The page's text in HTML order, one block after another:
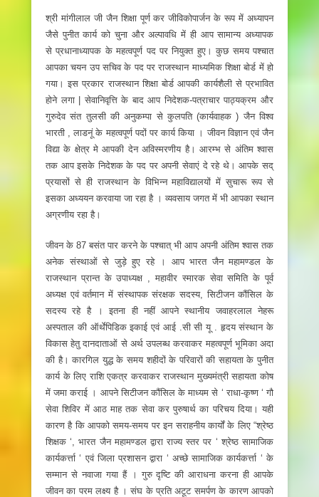
श्री मांगीलाल जी जैन शिक्षा पूर्ण कर जीविकोपार्जन के रूप में अध्यापन
जैसे पुनीत कार्य को चुना और अल्पावधि में ही आप सामान्य अध्यापक
से प्रधानाध्यापक के महत्वपूर्ण पद पर नियुक्त हुए। कुछ समय पश्चात
आपका चयन उप सचिव के पद पर राजस्थान माध्यमिक शिक्षा बोर्ड में हो
गया। इस प्रकार राजस्थान शिक्षा बोर्ड आपकी कार्यशैली से प्रभावित
होने लगा | सेवानिवृत्ति के बाद आप निदेशक-पत्राचार पाठ्यक्रम और
गुरुदेव संत तुलसी की अनुकम्पा से कुलपति (कार्यवाहक ) जैन विश्व
भारती , लाडनूं के महत्वपूर्ण पदों पर कार्य किया । जीवन विज्ञान एवं जैन
विद्या के क्षेत्र मे आपकी देन अविस्मरणीय है। आरम्भ से अंतिम श्वास
तक आप इसके निदेशक के पद पर अपनी सेवाएं दे रहे थे। आपके सद्‌
प्रयासों से ही राजस्थान के विभिन्न महाविद्यालयों में सुचारू रूप से
इसका अध्ययन करवाया जा रहा है । व्यवसाय जगत में भी आपका स्थान
अग्रणीय रहा है।
जीवन के 87 बसंत पार करने के पश्चात्‌ भी आप अपनी अंतिम श्वास तक
अनेक संस्थाओं से जुड़े हुए रहे । आप भारत जैन महामण्डल के
राजस्थान प्रान्त के उपाध्यक्ष , महावीर स्मारक सेवा समिति के पूर्व
अध्यक्ष एवं वर्तमान में संस्थापक संरक्षक सदस्य, सिटीजन कौंसिल के
सदस्य रहे है । इतना ही नहीं आपने स्थानीय जवाहरलाल नेहरू
अस्पताल की ऑर्थेपिडिक इकाई एवं आई .सी सी यू . हृदय संस्थान के
विकास हेतु दानदाताओं से अर्थ उपलब्ध करवाकर महत्वपूर्ण भूमिका अदा
की है। कारगिल युद्ध के समय शहीदों के परिवारों की सहायता के पुनीत
कार्य के लिए राशि एकत्र करवाकर राजस्थान मुख्यमंत्री सहायता कोष
में जमा कराई । आपने सिटीजन कौंसिल के माध्यम से ‘ राधा-कृष्ण ‘ गौ
सेवा शिविर में आठ माह तक सेवा कर पुरुषार्थ का परिचय दिया। यही
कारण है कि आपको समय-समय पर इन सराहनीय कार्यों के लिए “श्रेष्ठ
शिक्षक ‘, भारत जैन महामण्डल द्वारा राज्य स्तर पर ‘ श्रेष्ठ सामाजिक
कार्यकर्त्ता ‘ एवं जिला प्रशासन द्वारा ‘ अच्छे सामाजिक कार्यकर्त्ता ‘ के
सम्मान से नवाजा गया हैं । गुरु दृष्टि की आराधना करना ही आपके
जीवन का परम लक्ष्य है । संघ के प्रति अटूट समर्पण के कारण आपको